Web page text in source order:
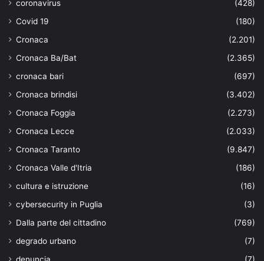
coronavirus
(428)
Covid 19
(180)
Cronaca
(2.201)
Cronaca Ba/Bat
(2.365)
cronaca bari
(697)
Cronaca brindisi
(3.402)
Cronaca Foggia
(2.273)
Cronaca Lecce
(2.033)
Cronaca Taranto
(9.847)
Cronaca Valle d'Itria
(186)
cultura e istruzione
(16)
cybersecurity in Puglia
(3)
Dalla parte del cittadino
(769)
degrado urbano
(7)
denuncia
(7)